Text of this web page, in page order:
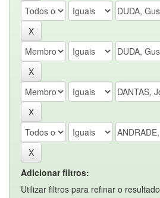
Adicionar filtros:
Utilizar filtros para refinar o